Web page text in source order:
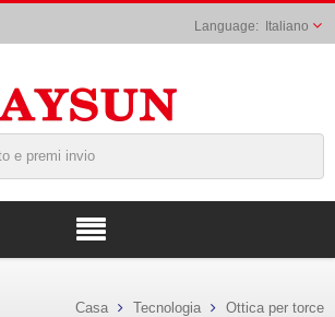
Italiano
Casa Tecnologia Ottica per torce